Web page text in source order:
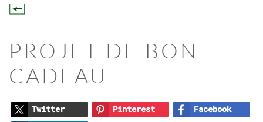
PROJET DE BON
CADEAU
Twitter Pinterest
Facebook